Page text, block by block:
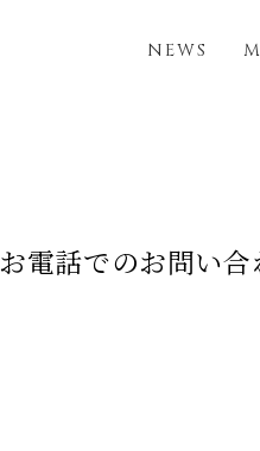
NEWS
お電話でのお問い合